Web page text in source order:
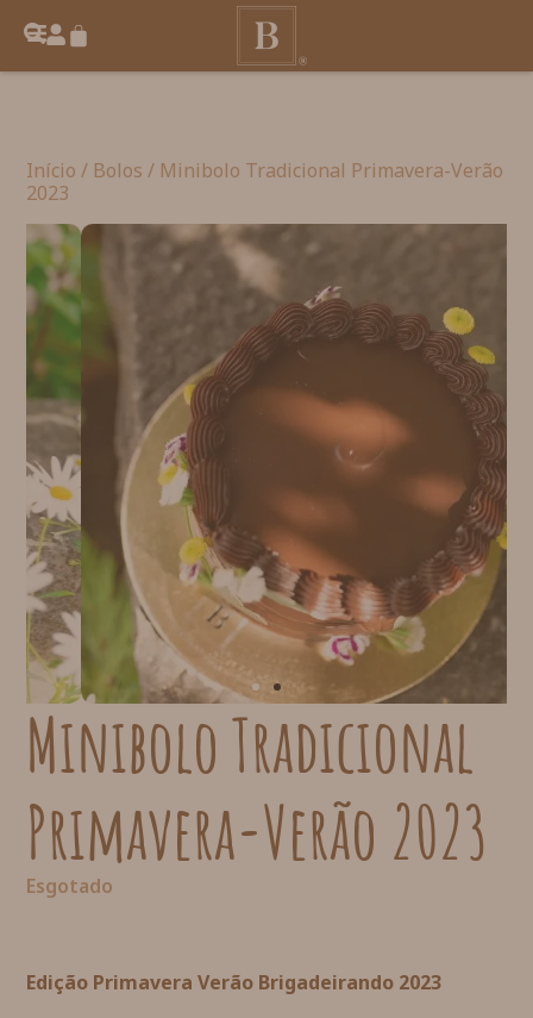
Início / Bolos / Minibolo Tradicional Primavera-Verão
2023
Minibolo Tradicional
Primavera-Verão 2023
Edição Primavera Verão Brigadeirando 2023
Esgotado